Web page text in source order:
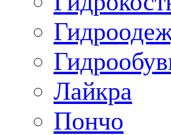
Лайкра
Пончо